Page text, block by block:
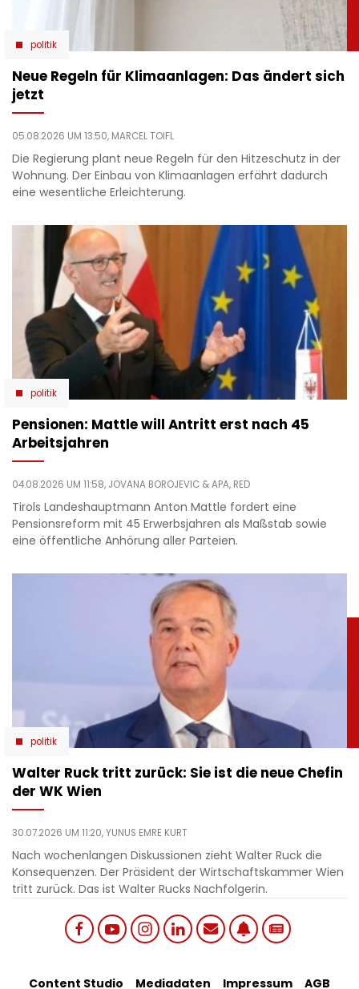
politik
Neue Regeln für Klimaanlagen: Das ändert sich
jetzt
05.08.2026 UM 13:50, MARCEL TOIFL
Die Regierung plant neue Regeln für den Hitzeschutz in der
Wohnung. Der Einbau von Klimaanlagen erfährt dadurch
eine wesentliche Erleichterung.
politik
Pensionen: Mattle will Antritt erst nach 45
Arbeitsjahren
04.08.2026 UM 11:58, JOVANA BOROJEVIC & APA, RED
Tirols Landeshauptmann Anton Mattle fordert eine
Pensionsreform mit 45 Erwerbsjahren als Maßstab sowie
eine öffentliche Anhörung aller Parteien.
politik
Walter Ruck tritt zurück: Sie ist die neue Chefin
der WK Wien
30.07.2026 UM 11:20,YUNUS EMRE KURT
Nach wochenlangen Diskussionen zieht Walter Ruck die
Konsequenzen. Der Präsident der Wirtschaftskammer Wien
tritt zurück. Das ist Walter Rucks Nachfolgerin.
Content Studio Mediadaten Impressum AGB